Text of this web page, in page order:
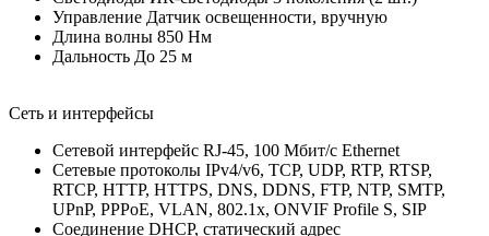
Управление Датчик освещенности, вручную
Длина волны 850 Нм
Дальность До 25 м
Сеть и интерфейсы
Сетевой интерфейс RJ-45, 100 Мбит/с Ethernet
Сетевые протоколы IPv4/v6, TCP, UDP, RTP, RTSP,
RTCP, HTTP, HTTPS, DNS, DDNS, FTP, NTP, SMTP,
UPnP, PPPoE, VLAN, 802.1x, ONVIF Profile S, SIP
Соединение DHCP, статический адрес